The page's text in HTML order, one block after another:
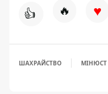
👍 🔥 ♥
ШАХРАЙСТВО МІНЮСТ